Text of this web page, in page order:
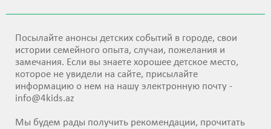
Посылайте анонсы детских событий в городе, свои
истории семейного опыта, случаи, пожелания и
замечания. Если вы знаете хорошее детское место,
которое не увидели на сайте, присылайте
информацию о нем на нашу электронную почту -
info@4kids.az
Мы будем рады получить рекомендации, прочитать